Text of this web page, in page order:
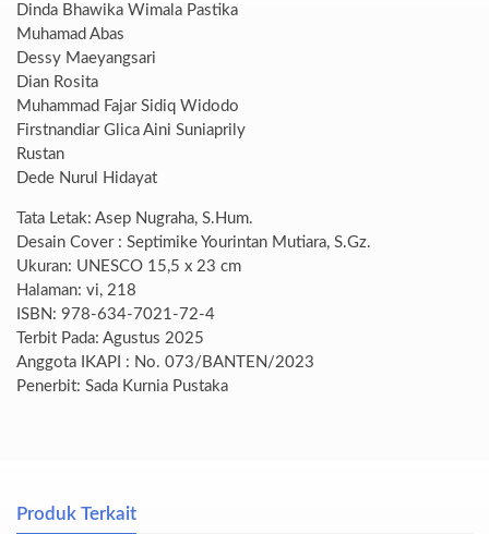
Dinda Bhawika Wimala Pastika
Muhamad Abas
Dessy Maeyangsari
Dian Rosita
Muhammad Fajar Sidiq Widodo
Firstnandiar Glica Aini Suniaprily
Rustan
Dede Nurul Hidayat
Tata Letak: Asep Nugraha, S.Hum.
Desain Cover : Septimike Yourintan Mutiara, S.Gz.
Ukuran: UNESCO 15,5 x 23 cm
Halaman: vi, 218
ISBN: 978-634-7021-72-4
Terbit Pada: Agustus 2025
Anggota IKAPI : No. 073/BANTEN/2023
Penerbit: Sada Kurnia Pustaka
Produk Terkait